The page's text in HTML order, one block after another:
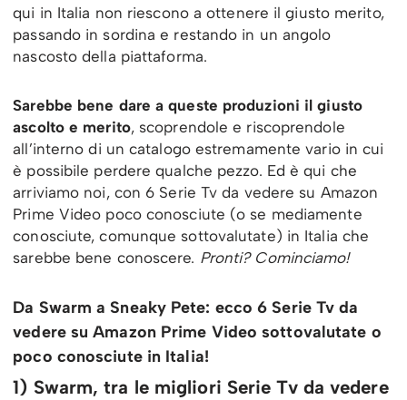
qui in Italia non riescono a ottenere il giusto merito,
passando in sordina e restando in un angolo
nascosto della piattaforma.
Sarebbe bene dare a queste produzioni il giusto
ascolto e merito, scoprendole e riscoprendole
all’interno di un catalogo estremamente vario in cui
è possibile perdere qualche pezzo. Ed è qui che
arriviamo noi, con 6 Serie Tv da vedere su Amazon
Prime Video poco conosciute (o se mediamente
conosciute, comunque sottovalutate) in Italia che
sarebbe bene conoscere. Pronti? Cominciamo!
Da Swarm a Sneaky Pete: ecco 6 Serie Tv da
vedere su Amazon Prime Video sottovalutate o
poco conosciute in Italia!
1) Swarm, tra le migliori Serie Tv da vedere